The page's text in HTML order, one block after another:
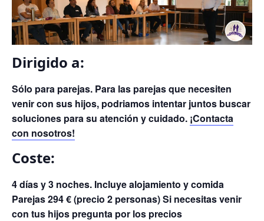
Dirigido a:
Sólo para parejas. Para las parejas que necesiten
venir con sus hijos, podriamos intentar juntos buscar
soluciones para su atención y cuidado. ¡Contacta
con nosotros!
Coste:
4 días y 3 noches. Incluye alojamiento y comida
Parejas 294 € (precio 2 personas) Si necesitas venir
con tus hijos pregunta por los precios